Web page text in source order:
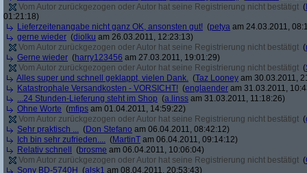
Vom Autor zurückgezogen oder Autor hat seine Registrierung nicht bestätigt (
01:21:18)
Lieferzeitenangabe nicht ganz OK, ansonsten gut! (petya am 24.03.2011,
gerne wieder (diolku am 26.03.2011, 12:23:13)
Vom Autor zurückgezogen oder Autor hat seine Registrierung nicht bestätigt (
Gerne wieder (harry123456 am 27.03.2011, 19:01:29)
Vom Autor zurückgezogen oder Autor hat seine Registrierung nicht bestätigt (
Alles super und schnell geklappt, vielen Dank. (Taz Looney am 30.03.2011,
Katastrophale Versandkosten - VORSICHT! (englaender am 31.03.2011,
...24 Stunden-Lieferung steht im Shop (a.linss am 31.03.2011, 11:18:26)
Ohne Worte (mfips am 01.04.2011, 14:59:22)
Vom Autor zurückgezogen oder Autor hat seine Registrierung nicht bestätigt (
Sehr praktisch ... (Don Stefano am 06.04.2011, 08:42:12)
Ich bin sehr zufrieden.... (MartinT am 06.04.2011, 09:14:12)
Relativ schnell
(brosme am 06.04.2011, 10:06:04)
Vom Autor zurückgezogen oder Autor hat seine Registrierung nicht bestätigt (
Sony BD-5740H (alsk1 am 08.04.2011, 20:53:43)